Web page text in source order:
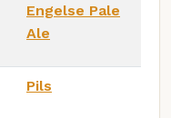
Engelse Pale
Ale
Pils